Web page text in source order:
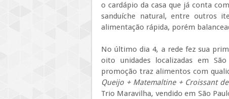
o cardápio da casa que já conta
sanduíche natural, entre outros
alimentação rápida, porém
No último dia 4, a rede fez sua
oito unidades localizadas em
promoção traz alimentos com
Queijo + Matemaltine + Croissant
Trio Maravilha, vendido em São